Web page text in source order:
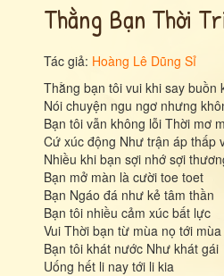
Thằng Bạn Thời
Tác giả: Hoàng Lê Dũng Sỉ
Thằng bạn tôi vui khi say buồn
Nói chuyện ngu ngơ nhưng
Bạn tôi vẫn không lỗi Thời mơ
Cứ xúc động Như trận áp thấp
Nhiều khi bạn sợi nhớ sợi
Bạn mở màn là cười toe toet
Bạn Ngáo đá như kẻ tâm thần
Bạn tôi nhiều cảm xúc bất lực
Vui Thời bạn từ mùa nọ tới
Bạn tôi khát nước Như khát gái
Uống hết li nay tới li kia